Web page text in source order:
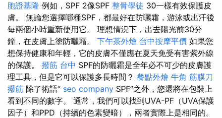
胞證基隆 例如，SPF 2像SPF 整骨學徒 30一樣有效保護皮
膚。 無論您選擇哪種SPF，都最好在防曬霜，游泳或出汗後
每兩個小時重新使用它。 理想情況下，出去陽光前30分
鐘，在皮膚上塗防曬霜。 下午茶外燴 台中按摩平價 如果您
想保持健康和年輕，它的皮膚不僅應在夏天免受有害紫外線
的保護。 撥筋 台中 SPF的防曬霜是全年必不可少的皮膚護
理工具，但是它可以保護多長時間？ 餐點外燴 牛角 筋膜刀
撥筋 除了術語“ seo company SPF”之外，您還將在包裝上
看到不同的數字。 通常，我們可以找到UVA-PF（UVA保護
因子）和PPD（持續的色素變暗），兩者實際上是相同的。